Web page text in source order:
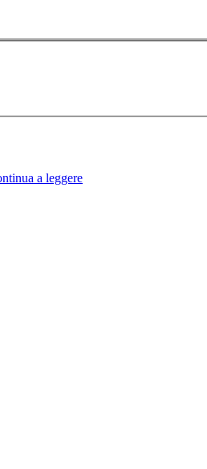
a leggere